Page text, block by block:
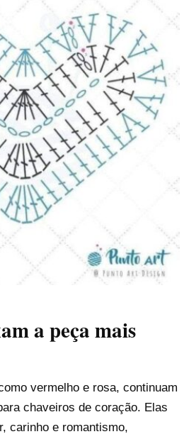
a peça mais
vermelho e rosa, continuam
chaveiros de coração. Elas
carinho e romantismo,